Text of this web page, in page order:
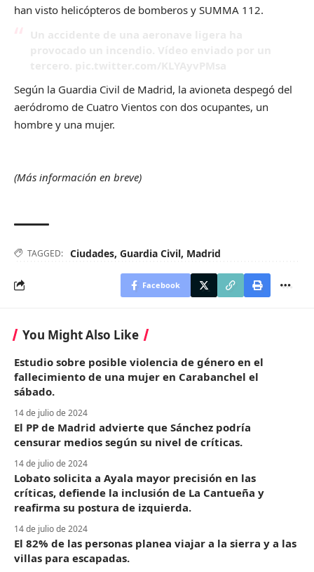
han visto helicópteros de bomberos y SUMMA 112.
Según la Guardia Civil de Madrid, la avioneta despegó del
aeródromo de Cuatro Vientos con dos ocupantes, un
hombre y una mujer.
(Más información en breve)
TAGGED: Ciudades, Guardia Civil, Madrid
Facebook
You Might Also Like
Estudio sobre posible violencia de género en el
fallecimiento de una mujer en Carabanchel el
sábado.
14 de julio de 2024
El PP de Madrid advierte que Sánchez podría
censurar medios según su nivel de críticas.
14 de julio de 2024
Lobato solicita a Ayala mayor precisión en las
críticas, defiende la inclusión de La Cantueña y
reafirma su postura de izquierda.
14 de julio de 2024
El 82% de las personas planea viajar a la sierra y a las
villas para escapadas.